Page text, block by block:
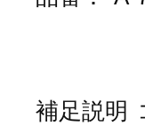
補足説明